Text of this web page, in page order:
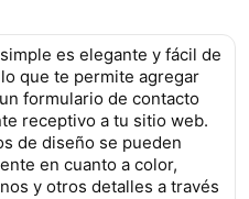
es elegante y fácil de
que te permite agregar
formulario de contacto
receptivo a tu sitio web.
de diseño se pueden
en cuanto a color,
y otros detalles a través